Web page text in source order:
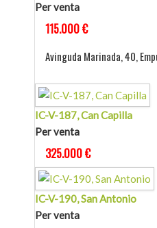
Per venta
115.000 €
Avinguda Marinada, 40,
IC-V-187, Can Capilla
Per venta
325.000 €
IC-V-190, San Antonio
Per venta